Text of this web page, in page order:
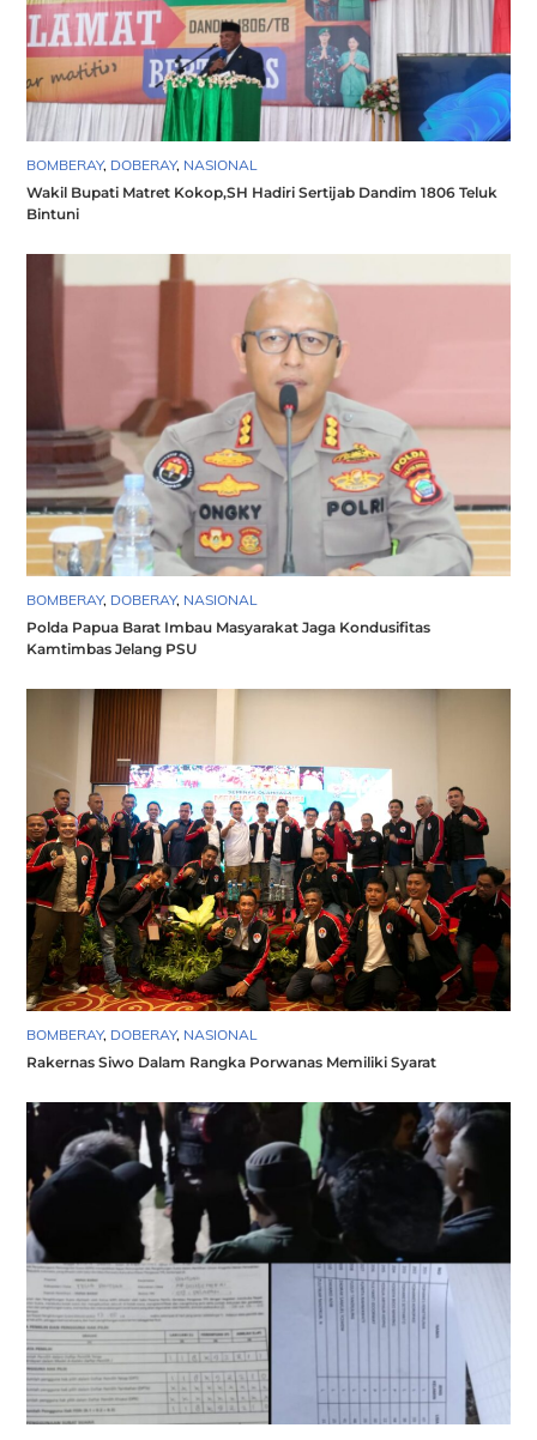
BOMBERAY, DOBERAY, NASIONAL
Wakil Bupati Matret Kokop,SH Hadiri Sertijab Dandim 1806 Teluk
Bintuni
BOMBERAY, DOBERAY, NASIONAL
Polda Papua Barat Imbau Masyarakat Jaga Kondusifitas
Kamtimbas Jelang PSU
BOMBERAY, DOBERAY, NASIONAL
Rakernas Siwo Dalam Rangka Porwanas Memiliki Syarat